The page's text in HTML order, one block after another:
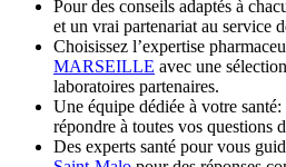
Pour des conseils adaptés à
et un vrai partenariat au service
Choisissez l’expertise
MARSEILLE avec une
laboratoires partenaires.
Une équipe dédiée à votre santé:
répondre à toutes vos questions
Des experts santé pour vous